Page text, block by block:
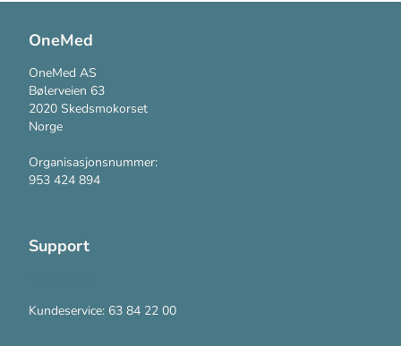
OneMed
OneMed AS
Bølerveien 63
2020 Skedsmokorset
Norge
Organisasjonsnummer:
953 424 894
Support
Kundeservice: 63 84 22 00